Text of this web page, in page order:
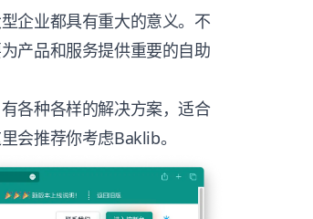
企业都具有重大的意义。不
产品和服务提供重要的自助
各种各样的解决方案，适合
会推荐你考虑Baklib。